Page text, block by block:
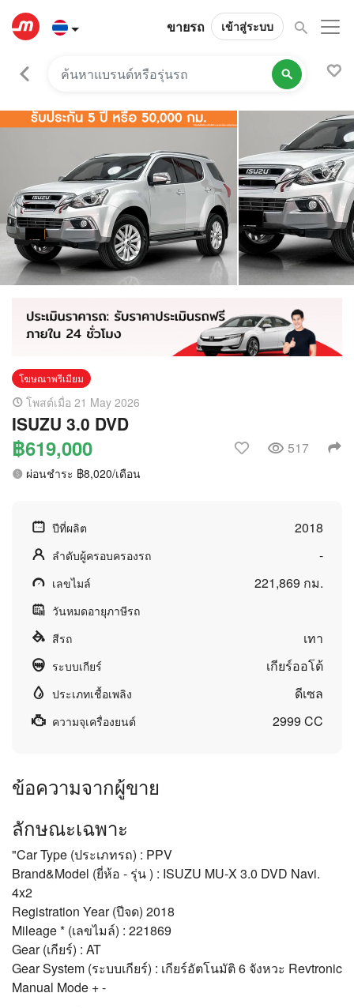
ขายรถ เข้าสู่ระบบ
โฆษณาพรีเมียม
โพสต์เมื่อ 21 May 2026
ISUZU 3.0 DVD
฿619,000 517
ผ่อนชำระ ฿8,020/เดือน
ปีที่ผลิต 2018
ลำดับผู้ครอบครองรถ -
เลขไมล์ 221,869 กม.
วันหมดอายุภาษีรถ
สีรถ
เทา
ระบบเกียร์ เกียร์ออโต้
ประเภทเชื้อเพลิง ดีเซล
ความจุเครื่องยนต์ 2999 CC
ข้อความจากผู้ขาย
ลักษณะเฉพาะ
"Car Type (ประเภทรถ) : PPV
Brand&Model (ยี่ห้อ - รุ่น ) : ISUZU MU-X 3.0 DVD Navi.
4x2
Registration Year (ปีจด) 2018
Mileage * (เลขไมล์) : 221869
Gear (เกียร์) : AT
Gear System (ระบบเกียร์) : เกียร์อัตโนมัติ 6 จังหวะ Revtronic
Manual Mode + -